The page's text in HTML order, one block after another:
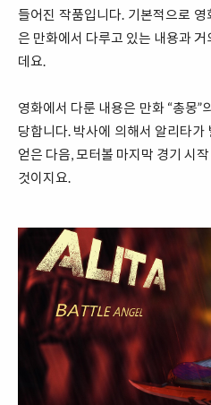
들어진 작품입니다. 기본적으로
은 만화에서 다루고 있는 내용과
데요.
영화에서 다룬 내용은 만화 “총몽”
당합니다. 박사에 의해서 알리타
얻은 다음, 모터볼 마지막 경기 시
것이지요.